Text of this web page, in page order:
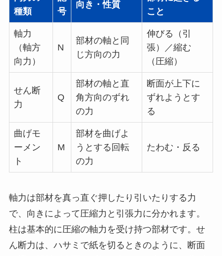
種類
号
向き・性質
こと
軸力
（軸方
向力）
N
部材の軸と同
じ方向の力
伸びる（引
張）／縮む
（圧縮）
せん断
力
Q
部材の軸と直
角方向のずれ
の力
断面が上下に
ずれようとす
る
曲げモ
ーメン
ト
M
部材を曲げよ
うとする回転
の力
たわむ・反る
軸力は部材を真っ直ぐ押したり引いたりする力
で、向きによって圧縮力と引張力に分かれます。
柱は基本的に圧縮の軸力を受け持つ部材です。せ
ん断力は、ハサミで紙を切るときのように、断面